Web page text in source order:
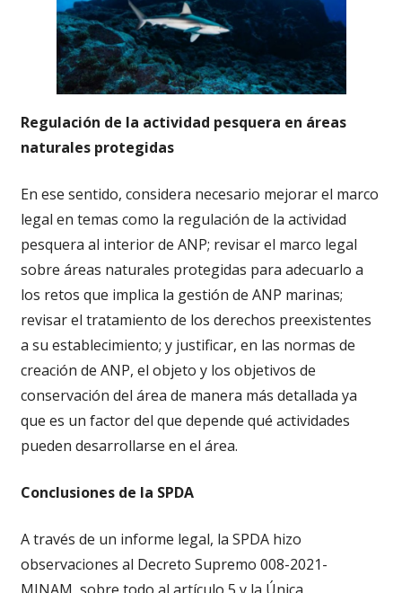
Regulación de la actividad pesquera en áreas
naturales protegidas
En ese sentido, considera necesario mejorar el marco
legal en temas como la regulación de la actividad
pesquera al interior de ANP; revisar el marco legal
sobre áreas naturales protegidas para adecuarlo a
los retos que implica la gestión de ANP marinas;
revisar el tratamiento de los derechos preexistentes
a su establecimiento; y justificar, en las normas de
creación de ANP, el objeto y los objetivos de
conservación del área de manera más detallada ya
que es un factor del que depende qué actividades
pueden desarrollarse en el área.
Conclusiones de la SPDA
A través de un informe legal, la SPDA hizo
observaciones al Decreto Supremo 008-2021-
MINAM, sobre todo al artículo 5 y la Única